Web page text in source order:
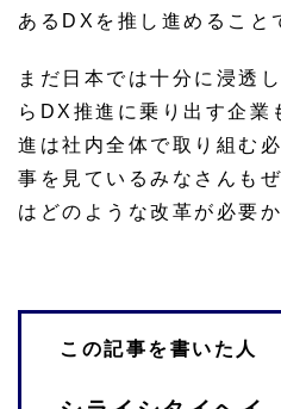
あるDXを推し進めること
まだ日本では十分に浸透
らDX推進に乗り出す企業
進は社内全体で取り組む
事を見ているみなさんも
はどのような改革が必要
この記事を書いた人